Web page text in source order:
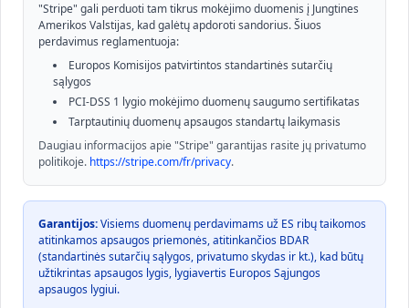
"Stripe" gali perduoti tam tikrus mokėjimo duomenis į Jungtines
Amerikos Valstijas, kad galėtų apdoroti sandorius. Šiuos
perdavimus reglamentuoja:
Europos Komisijos patvirtintos standartinės sutarčių
sąlygos
PCI-DSS 1 lygio mokėjimo duomenų saugumo sertifikatas
Tarptautinių duomenų apsaugos standartų laikymasis
Daugiau informacijos apie "Stripe" garantijas rasite jų privatumo
politikoje. https://stripe.com/fr/privacy.
Garantijos:Visiems duomenų perdavimams už ES ribų taikomos
atitinkamos apsaugos priemonės, atitinkančios BDAR
(standartinės sutarčių sąlygos, privatumo skydas ir kt.), kad būtų
užtikrintas apsaugos lygis, lygiavertis Europos Sąjungos
apsaugos lygiui.